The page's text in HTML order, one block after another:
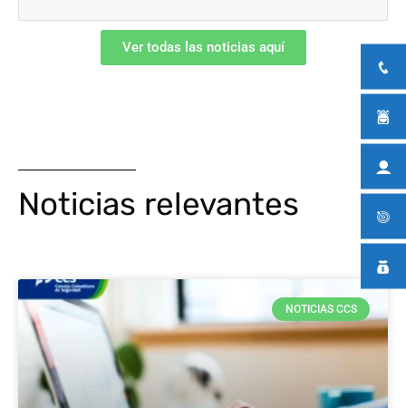
Ver todas las noticias aquí
Noticias relevantes
NOTICIAS CCS